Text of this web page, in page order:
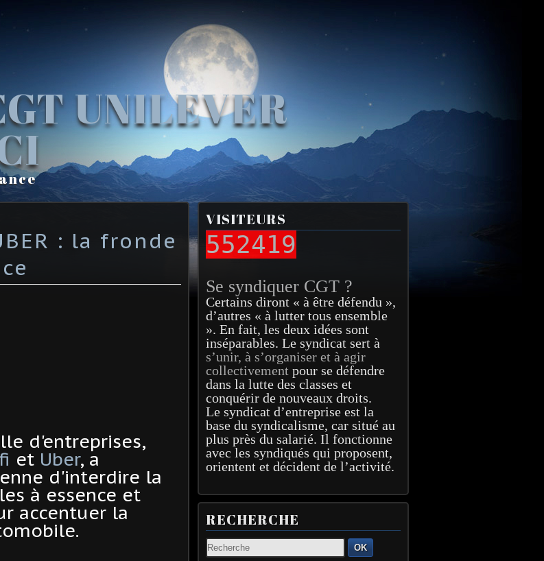
UNILEVER
: la fronde
d'entreprises,
et Uber, a
d'interdire la
à essence et
accentuer la
VISITEURS
552419
Se syndiquer CGT ?
Certains diront « à être défendu »,
d’autres « à lutter tous ensemble
». En fait, les deux idées sont
inséparables. Le syndicat sert à
s’unir, à s’organiser et à agir
collectivement pour se défendre
dans la lutte des classes et
conquérir de nouveaux droits.
Le syndicat d’entreprise est la
base du syndicalisme, car situé au
plus près du salarié. Il fonctionne
avec les syndiqués qui proposent,
orientent et décident de l’activité.
RECHERCHE
OK